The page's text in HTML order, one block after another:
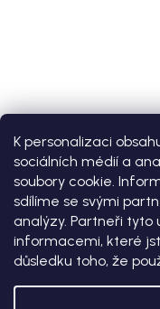
K personalizaci
sociálních médií a
soubory cookie.
sdílíme se svými
analýzy. Partneři tyto
informacemi, které
důsledku toho, že